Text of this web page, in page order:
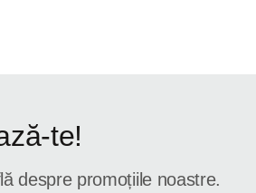
te!
despre promoțiile noastre.